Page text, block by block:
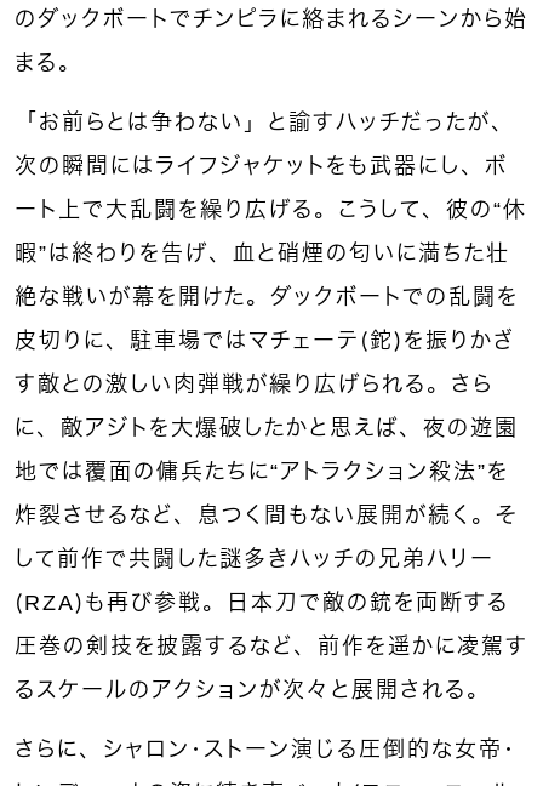
のダックボートでチンピラに絡まれるシーンから始
まる。
「お前らとは争わない」と諭すハッチだったが、
次の瞬間にはライフジャケットをも武器にし、ボ
ート上で大乱闘を繰り広げる。こうして、彼の“休
暇”は終わりを告げ、血と硝煙の匂いに満ちた壮
絶な戦いが幕を開けた。ダックボートでの乱闘を
皮切りに、駐車場ではマチェーテ（鉈）を振りかざ
す敵との激しい肉弾戦が繰り広げられる。さら
に、敵アジトを大爆破したかと思えば、夜の遊園
地では覆面の傭兵たちに“アトラクション殺法”を
炸裂させるなど、息つく間もない展開が続く。そ
して前作で共闘した謎多きハッチの兄弟ハリー
（RZA）も再び参戦。日本刀で敵の銃を両断する
圧巻の剣技を披露するなど、前作を遥かに凌駕す
るスケールのアクションが次々と展開される。
さらに、シャロン・ストーン演じる圧倒的な女帝・